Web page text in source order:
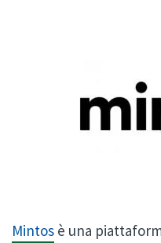
Mintos è una